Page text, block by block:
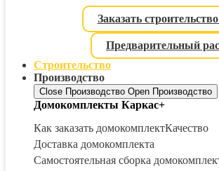
Заказать
Предварительный
Строительство
Производство
Close Производство Open Производство
Домокомплекты Каркас+
Как заказать домокомплектКачество
Доставка домокомплекта
Самостоятельная сборка